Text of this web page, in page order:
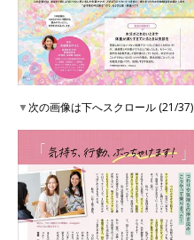
▼次の画像は下へスクロール (21/37)